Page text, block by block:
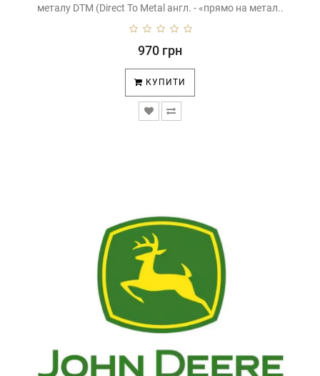
металу DTM (Direct To Metal англ. - «прямо на метал..
970 грн
КУПИТИ